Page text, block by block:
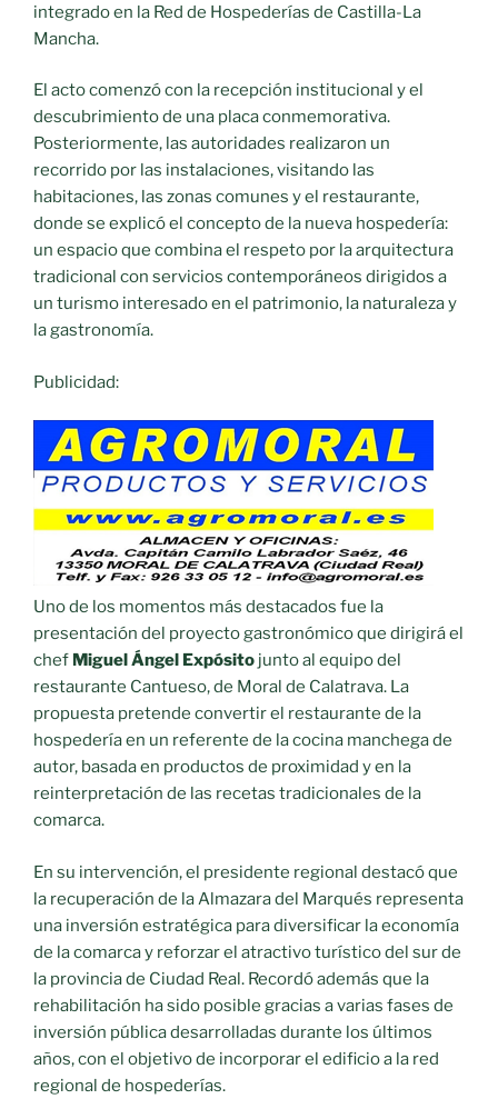
integrado en la Red de Hospederías de Castilla-La
Mancha.
El acto comenzó con la recepción institucional y el
descubrimiento de una placa conmemorativa.
Posteriormente, las autoridades realizaron un
recorrido por las instalaciones, visitando las
habitaciones, las zonas comunes y el restaurante,
donde se explicó el concepto de la nueva hospedería:
un espacio que combina el respeto por la arquitectura
tradicional con servicios contemporáneos dirigidos a
un turismo interesado en el patrimonio, la naturaleza y
la gastronomía.
Publicidad:
Uno de los momentos más destacados fue la
presentación del proyecto gastronómico que dirigirá el
chef Miguel Ángel Expósito junto al equipo del
restaurante Cantueso, de Moral de Calatrava. La
propuesta pretende convertir el restaurante de la
hospedería en un referente de la cocina manchega de
autor, basada en productos de proximidad y en la
reinterpretación de las recetas tradicionales de la
comarca.
En su intervención, el presidente regional destacó que
la recuperación de la Almazara del Marqués representa
una inversión estratégica para diversificar la economía
de la comarca y reforzar el atractivo turístico del sur de
la provincia de Ciudad Real. Recordó además que la
rehabilitación ha sido posible gracias a varias fases de
inversión pública desarrolladas durante los últimos
años, con el objetivo de incorporar el edificio a la red
regional de hospederías.